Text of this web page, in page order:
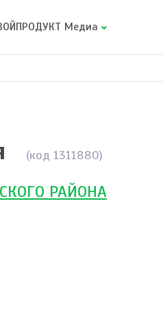
Медиа
(код 1311880)
РАЙОНА